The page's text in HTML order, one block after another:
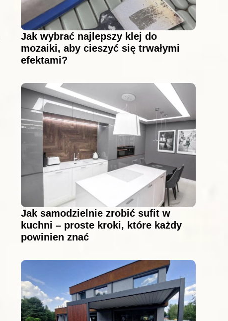
Jak wybrać najlepszy klej do
mozaiki, aby cieszyć się trwałymi
efektami?
Jak samodzielnie zrobić sufit w
kuchni – proste kroki, które każdy
powinien znać